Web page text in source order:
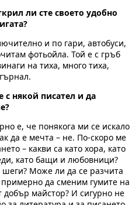
ли сте своето удобно
и по гари, автобуси,
фотьойла. Той е с гръб
на тиха, много тиха,
с някой писател и да
е, че понякога ми се искало
да е мечта – не. По-скоро ме
– какви са като хора, като
като бащи и любовници?
Може ли да се разчита
да сменим гумите на
добър майстор? И сигурно не